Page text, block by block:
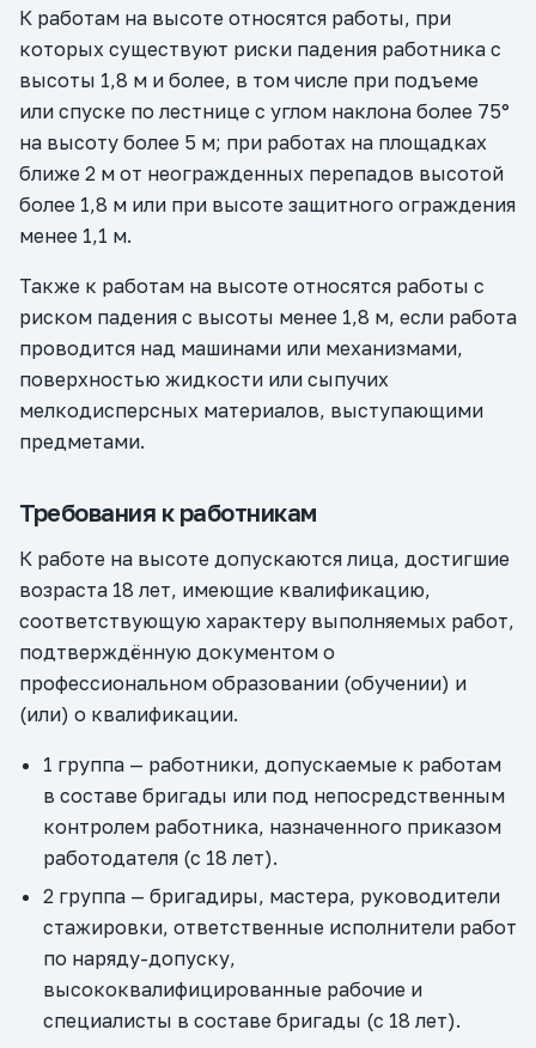
К работам на высоте относятся работы, при
которых существуют риски падения работника с
высоты 1,8 м и более, в том числе при подъеме
или спуске по лестнице с углом наклона более 75°
на высоту более 5 м; при работах на площадках
ближе 2 м от неогражденных перепадов высотой
более 1,8 м или при высоте защитного ограждения
менее 1,1 м.
Также к работам на высоте относятся работы с
риском падения с высоты менее 1,8 м, если работа
проводится над машинами или механизмами,
поверхностью жидкости или сыпучих
мелкодисперсных материалов, выступающими
предметами.
Требования к работникам
К работе на высоте допускаются лица, достигшие
возраста 18 лет, имеющие квалификацию,
соответствующую характеру выполняемых работ,
подтверждённую документом о
профессиональном образовании (обучении) и
(или) о квалификации.
1 группа — работники, допускаемые к работам
в составе бригады или под непосредственным
контролем работника, назначенного приказом
работодателя (с 18 лет).
2 группа — бригадиры, мастера, руководители
стажировки, ответственные исполнители работ
по наряду-допуску,
высококвалифицированные рабочие и
специалисты в составе бригады (с 18 лет).